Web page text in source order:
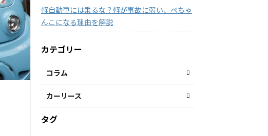
軽自動車には乗るな？軽が事故に弱い、ぺちゃ
んこになる理由を解説
カテゴリー
コラム
カーリース
タグ